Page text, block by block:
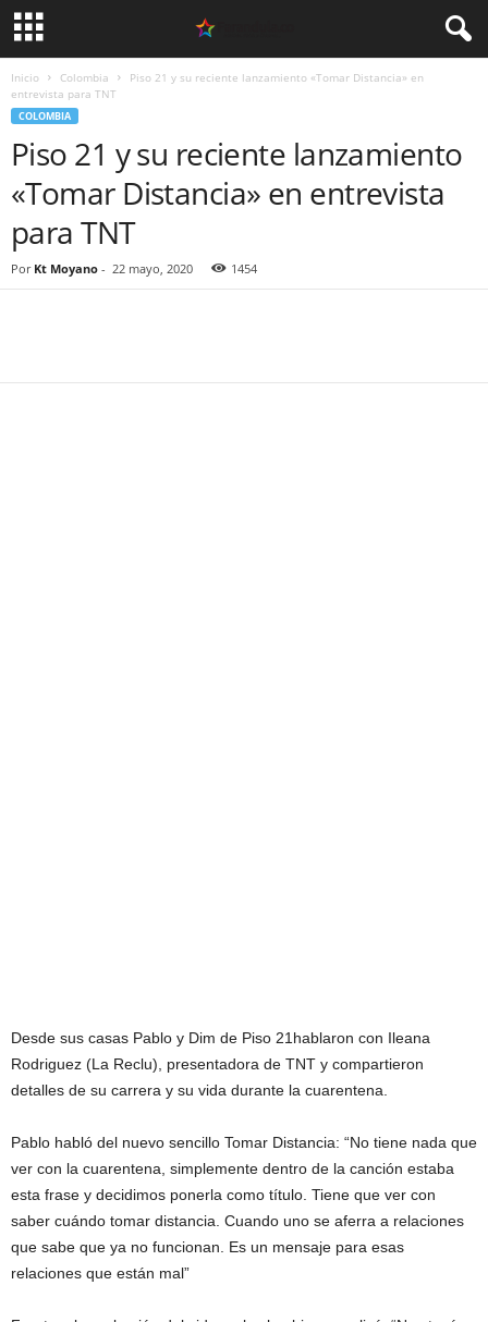
Inicio Colombia
Piso 21 y su reciente lanzamiento «Tomar Distancia» en
entrevista para TNT
COLOMBIA
Piso 21 y su reciente lanzamiento
«Tomar Distancia» en entrevista
para TNT
Por Kt Moyano - 22 mayo, 2020 1454
Desde sus casas Pablo y Dim de Piso 21hablaron con Ileana
Rodriguez (La Reclu), presentadora de TNT y compartieron
detalles de su carrera y su vida durante la cuarentena.
Pablo habló del nuevo sencillo Tomar Distancia: “No tiene nada que
ver con la cuarentena, simplemente dentro de la canción estaba
esta frase y decidimos ponerla como título. Tiene que ver con
saber cuándo tomar distancia. Cuando uno se aferra a relaciones
que sabe que ya no funcionan. Es un mensaje para esas
relaciones que están mal”